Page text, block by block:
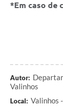
*Em caso de
Autor:
Valinhos
Local: Valinhos